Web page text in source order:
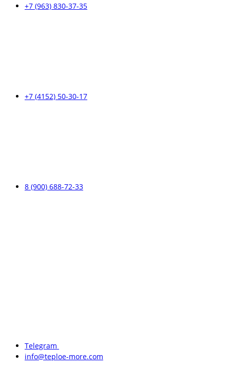
+7 (963) 830-37-35
+7 (4152) 50-30-17
8 (900) 688-72-33
Telegram
info@teploe-more.com